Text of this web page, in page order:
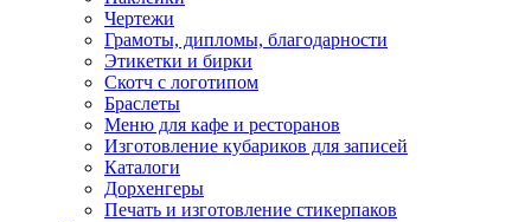
Чертежи
Грамоты, дипломы, благодарности
Этикетки и бирки
Скотч с логотипом
Браслеты
Меню для кафе и ресторанов
Изготовление кубариков для записей
Каталоги
Дорхенгеры
Печать и изготовление стикерпаков